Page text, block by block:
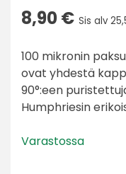
8,90€ Sis alv
100 mikronin
ovat yhdestä
90°:een
Humphriesin
Varastossa